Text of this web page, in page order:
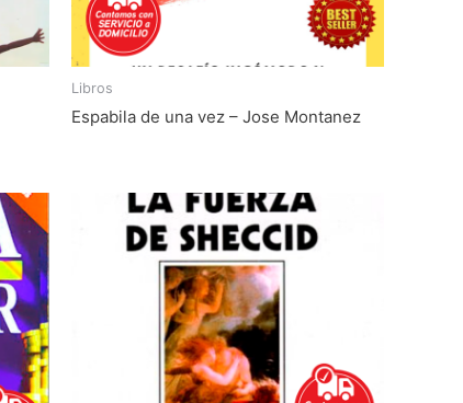
Libros
Espabila de una vez – Jose Montanez